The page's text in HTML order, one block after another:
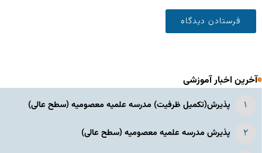
آخرین اخبار آموزشی
پذیرش(تکمیل ظرفیت) مدرسه علمیه معصومیه‌ (سطح عالی)
پذیرش مدرسه علمیه معصومیه‌ (سطح عالی)